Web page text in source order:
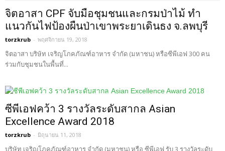
จิตอาสา CPF จับมือชุมชนและกรมป่าไม้ ทำ
แนวกันไฟป้องผืนป่าเขาพระยาเดินธง จ.ลพบุรี
torzkrub - พฤศจิกายน 19, 2018
จิตอาสา บริษัท เจริญโภคภัณฑ์อาหาร จำกัด (มหาชน) หรือซีพีเอฟ 300 คน
ร่วมกับชุมชนในพื้นที่...
ซีพีเอฟคว้า 3 รางวัลระดับสากล Asian
Excellence Award 2018
torzkrub - มิถุนายน 11, 2018
บริษัท เจริญโภคภัณฑ์อาหาร จำกัด (มหาชน) หรือ ซีพีเอฟ รับ 3 รางวัลระดับ